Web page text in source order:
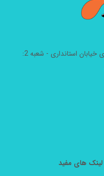
شعبه مرکزی: کرج - جهانشهر - ابتدای خیابان استانداری - شعبه 2:
لینک های مفید